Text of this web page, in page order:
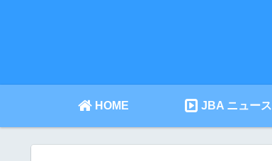
HOME JBA ニュース